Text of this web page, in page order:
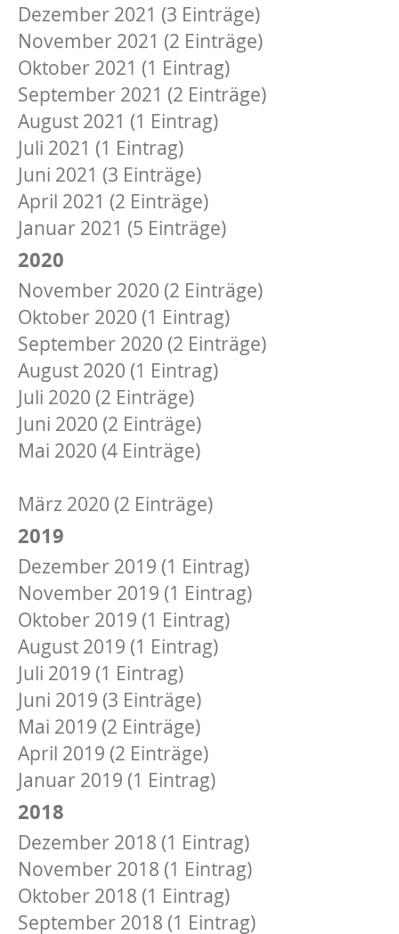
Dezember 2021 (3 Einträge)
November 2021 (2 Einträge)
Oktober 2021 (1 Eintrag)
September 2021 (2 Einträge)
August 2021 (1 Eintrag)
Juli 2021 (1 Eintrag)
Juni 2021 (3 Einträge)
April 2021 (2 Einträge)
Januar 2021 (5 Einträge)
2020
November 2020 (2 Einträge)
Oktober 2020 (1 Eintrag)
September 2020 (2 Einträge)
August 2020 (1 Eintrag)
Juli 2020 (2 Einträge)
Juni 2020 (2 Einträge)
Mai 2020 (4 Einträge)
März 2020 (2 Einträge)
2019
Dezember 2019 (1 Eintrag)
November 2019 (1 Eintrag)
Oktober 2019 (1 Eintrag)
August 2019 (1 Eintrag)
Juli 2019 (1 Eintrag)
Juni 2019 (3 Einträge)
Mai 2019 (2 Einträge)
April 2019 (2 Einträge)
Januar 2019 (1 Eintrag)
2018
Dezember 2018 (1 Eintrag)
November 2018 (1 Eintrag)
Oktober 2018 (1 Eintrag)
September 2018 (1 Eintrag)